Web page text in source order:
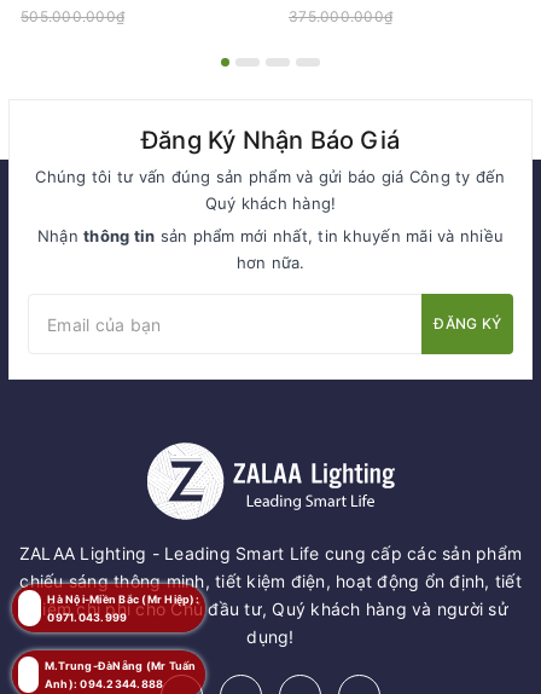
505.000.000₫
Tree Series
375.000.000₫
Đăng Ký Nhận Báo Giá
Chúng tôi tư vấn đúng sản phẩm và gửi báo giá Công ty đến
Quý khách hàng!
Nhậnthông tin sản phẩm mới nhất, tin khuyến mãi và nhiều
hơn nữa.
ĐĂNG KÝ
ZALAA Lighting - Leading Smart Life cung cấp các sản phẩm
chiếu sáng thông minh, tiết kiệm điện, hoạt động ổn định, tiết
kiệm chi phí cho Chủ đầu tư, Quý khách hàng và người sử
dụng!
Hà Nội-Miền Bắc (Mr Hiệp):
0971.043.999
M.Trung-ĐàNẵng (Mr Tuấn
Anh): 094.2344.888